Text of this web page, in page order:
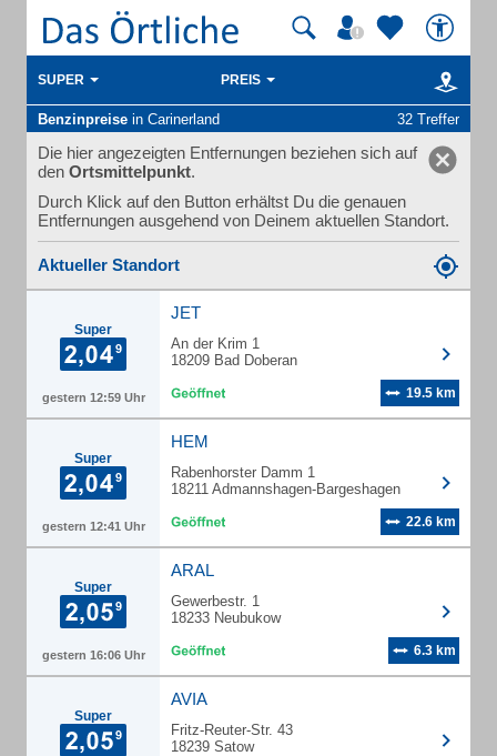
SUPER PREIS
Benzinpreise in Carinerland 32 Treffer
Die hier angezeigten Entfernungen beziehen sich auf
den Ortsmittelpunkt.
Durch Klick auf den Button erhältst Du die genauen
Entfernungen ausgehend von Deinem aktuellen Standort.
Aktueller Standort
Super
gestern 12:59 Uhr
JET
An der Krim 1
18209 Bad Doberan
19.5 km
Super
gestern 12:41 Uhr
HEM
Rabenhorster Damm 1
18211 Admannshagen-Bargeshagen
22.6 km
Super
gestern 16:06 Uhr
ARAL
Gewerbestr. 1
18233 Neubukow
6.3 km
Super
AVIA
Fritz-Reuter-Str. 43
18239 Satow